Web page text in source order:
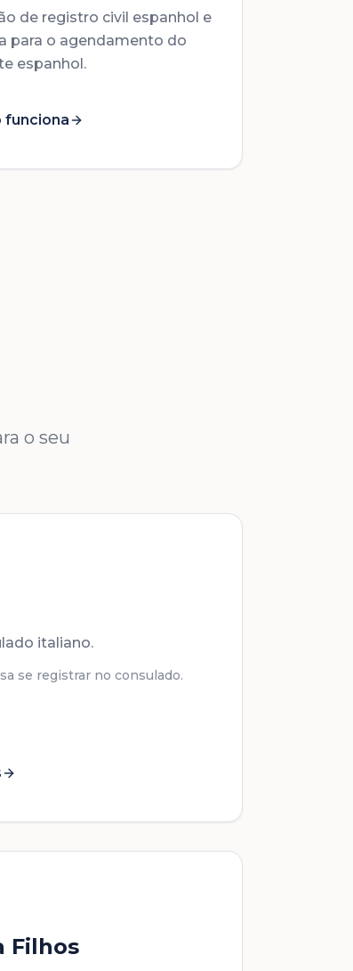
de registro civil espanhol e
para o agendamento do
espanhol.
funciona
o seu
italiano.
se registrar no consulado.
Filhos